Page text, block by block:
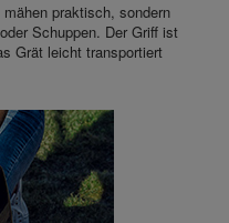
praktisch, sondern
Schuppen. Der Griff ist
Grät leicht transportiert